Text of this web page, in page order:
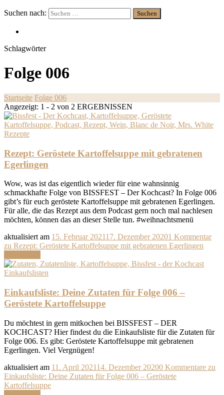
Suchen nach:
Schlagwörter
Folge 006
Startseite Folge 006
Angezeigt: 1 - 2 von 2 ERGEBNISSEN
Rezepte
Rezept: Geröstete Kartoffelsuppe mit gebratenen
Egerlingen
Wow, was ist das eigentlich wieder für eine wahnsinnig
schmackhafte Folge von BISSFEST – Der Kochcast? In Folge 006
gibt’s für euch geröstete Kartoffelsuppe mit gebratenen Egerlingen.
Für alle, die das Rezept aus dem Podcast gern noch mal nachlesen
möchten, können das an dieser Stelle tun. #weihnachtsmenü
aktualisiert am 15. Februar 202117. Dezember 20201 Kommentar
zu Rezept: Geröstete Kartoffelsuppe mit gebratenen Egerlingen
Einkaufslisten
Einkaufsliste: Deine Zutaten für Folge 006 –
Geröstete Kartoffelsuppe
Du möchtest in gern mitkochen bei BISSFEST – DER
KOCHCAST? Hier findest du die Einkaufsliste für die Zutaten für
Folge 006. Es gibt: Geröstete Kartoffelsuppe mit gebratenen
Egerlingen. Viel Vergnügen!
aktualisiert am 11. April 202114. Dezember 20200 Kommentare zu
Einkaufsliste: Deine Zutaten für Folge 006 – Geröstete
Kartoffelsuppe